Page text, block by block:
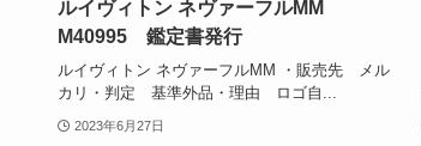
ルイヴィトン ネヴァーフルMM
M40995 鑑定書発行
ルイヴィトン ネヴァーフルMM ・販売先 メル
カリ・判定 基準外品・理由 ロゴ自...
2023年6月27日